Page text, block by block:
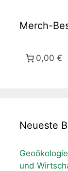
Merch-
0,00 €
Neueste
und